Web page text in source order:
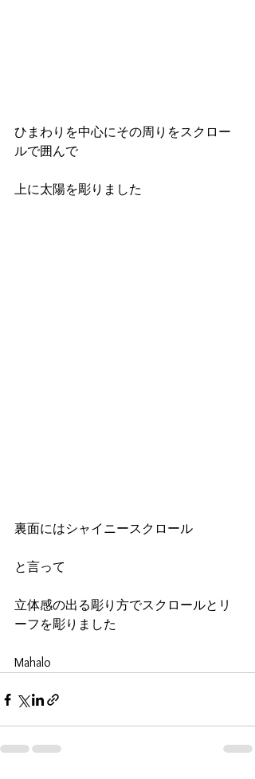
ひまわりを中心にその周りをスクロー
ルで囲んで
上に太陽を彫りました
裏面にはシャイニースクロール
と言って
立体感の出る彫り方でスクロールとリ
ーフを彫りました
Mahalo